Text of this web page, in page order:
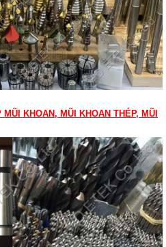
KHOAN, MŨI KHOAN THÉP, MŨI